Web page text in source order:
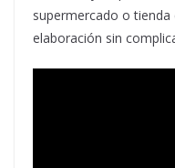
supermercado o
elaboración sin